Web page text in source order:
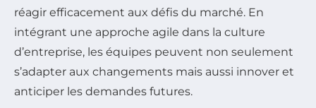
réagir efficacement aux défis du marché. En
intégrant une approche agile dans la culture
d’entreprise, les équipes peuvent non seulement
s’adapter aux changements mais aussi innover et
anticiper les demandes futures.